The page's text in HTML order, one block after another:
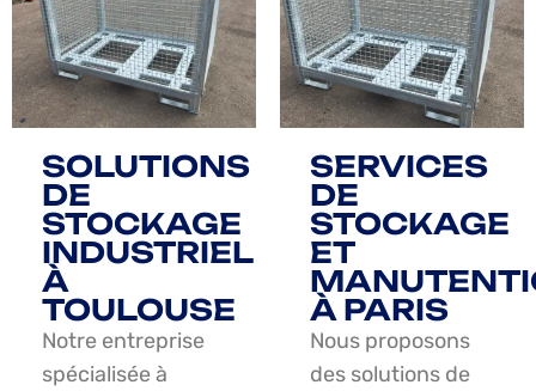
SOLUTIONS
DE
STOCKAGE
INDUSTRIEL
À
TOULOUSE
Notre entreprise
spécialisée à
SERVICES
DE
STOCKAGE
ET
À PARIS
Nous proposons
des solutions de